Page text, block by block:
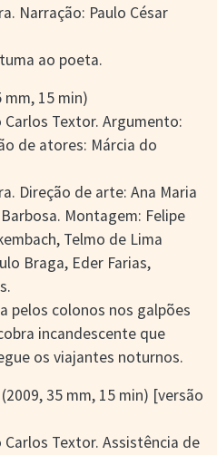
Narração: Paulo César
ao poeta.
mm, 15 min)
Textor. Argumento:
de atores: Márcia do
Direção de arte: Ana Maria
Montagem: Felipe
Telmo de Lima
Braga, Eder Farias,
pelos colonos nos galpões
incandescente que
os viajantes noturnos.
(2009, 35 mm, 15 min) [versão
Textor. Assistência de